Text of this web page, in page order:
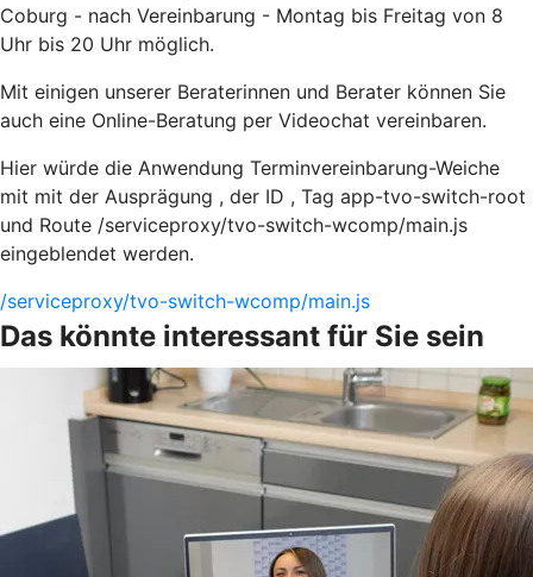
Coburg - nach Vereinbarung - Montag bis Freitag von 8
Uhr bis 20 Uhr möglich.
Mit einigen unserer Beraterinnen und Berater können Sie
auch eine Online-Beratung per Videochat vereinbaren.
Hier würde die Anwendung Terminvereinbarung-Weiche
mit mit der Ausprägung , der ID , Tag app-tvo-switch-root
und Route /serviceproxy/tvo-switch-wcomp/main.js
eingeblendet werden.
/serviceproxy/tvo-switch-wcomp/main.js
Das könnte interessant für Sie sein